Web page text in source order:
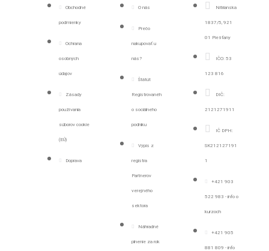
Obchodné
podmienky
Ochrana
osobných
údajov
Zásady
používania
súborov cookie
(EÚ)
Doprava
O nás
Prečo
nakupovať u
nás?
Štátút
Registrovanéh
o sociálneho
podniku
Výpis z
registra
Partnerov
verejného
sektora
Náhradné
plnenie za rok
Nitrianska
1837/5, 921
01 Piešťany
IČO: 53
123 816
DIČ:
2121271911
IČ DPH:
SK212127191
1
+421 903
522 983 - info o
kurzoch
+421 905
881 809 - info